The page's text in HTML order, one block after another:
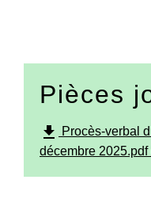
Pièces
file_download
Procès-verbal
décembre